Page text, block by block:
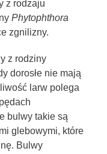
z rodzaju
Phytophthora
zgnilizny.
z rodziny
dorosłe nie mają
larw polega
bulwy takie są
glebowymi, które
Bulwy